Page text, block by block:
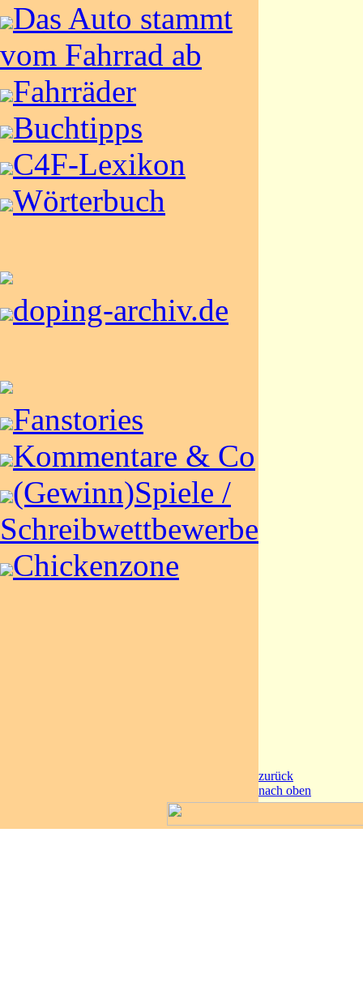
Das Auto stammt
vom Fahrrad ab
Fahrräder
Buchtipps
C4F-Lexikon
Wörterbuch
doping-archiv.de
Fanstories
Kommentare & Co
(Gewinn)Spiele /
Schreibwettbewerbe
Chickenzone
zurück
nach oben